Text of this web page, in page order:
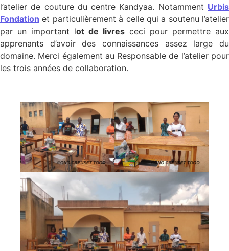
l’atelier de couture du centre Kandyaa. Notamment Urbis
Fondation et particulièrement à celle qui a soutenu l’atelier
par un important lot de livres ceci pour permettre aux
apprenants d’avoir des connaissances assez large du
domaine. Merci également au Responsable de l’atelier pour
les trois années de collaboration.